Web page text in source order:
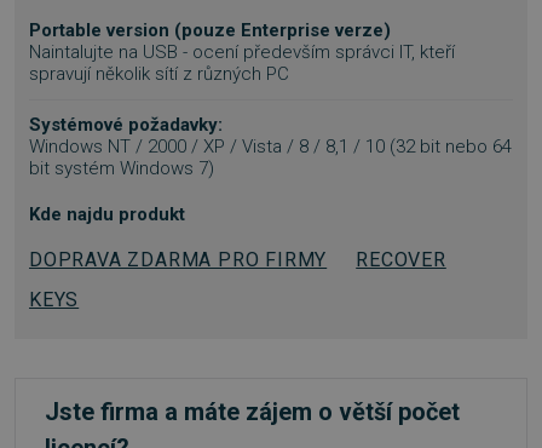
Portable version (pouze Enterprise verze)
Naintalujte na USB - ocení především správci IT, kteří
spravují několik sítí z různých PC
Systémové požadavky:
Windows NT / 2000 / XP / Vista / 8 / 8,1 / 10 (32 bit nebo 64
bit systém Windows 7)
Kde najdu produkt
DOPRAVA ZDARMA PRO FIRMY
RECOVER
KEYS
Jste firma a máte zájem o větší počet
FUNKČNÍ SOUBORY
NEZAŘAZENÉ SOUBORY
Výkonové soubory
Soubory cílení
stránky nelze bez nezbytně nutných souborů
cookie správně používat.